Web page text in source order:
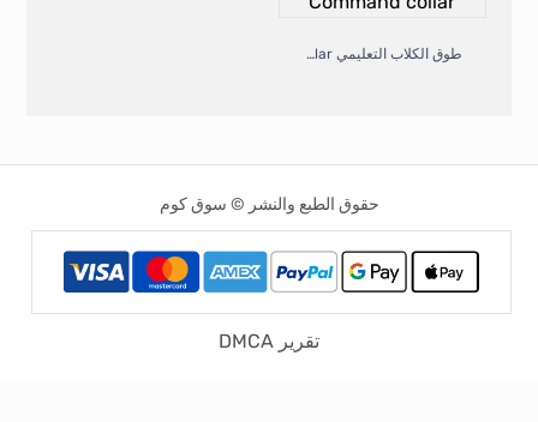
طوق الكلاب التعليمي Command collar
حقوق الطبع والنشر © سوق كوم
تقرير DMCA